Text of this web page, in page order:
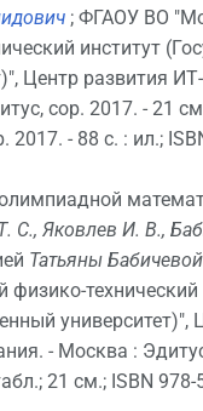
; ФГАОУ ВО
институт
Центр развития
cop. 2017. - 21
2017. - 88 с. : ил.;
С., Яковлев И. В.,
Татьяны Бабичевой
физико-технический
университет)",
- Москва :
21 см.; ISBN 978-